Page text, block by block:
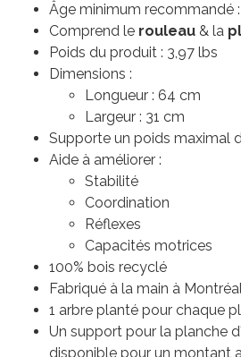
Âge minimum recommandé :
Comprend le rouleau & la
Poids du produit : 3,97 lbs
Dimensions :
Longueur : 64 cm
Largeur : 31 cm
Supporte un poids maximal
Aide à améliorer :
Stabilité
Coordination
Réflexes
Capacités motrices
100% bois recyclé
Fabriqué à la main à
1 arbre planté pour chaque
Un support pour la planche
disponible pour un montant